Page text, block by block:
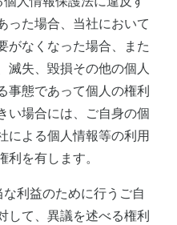
った場合、当社において
がなくなった場合、また
滅失、毀損その他の個人
事態であって個人の権利
い場合には、ご自身の個
による個人情報等の利用
を有します。
利益のために行うご自
して、異議を述べる権利